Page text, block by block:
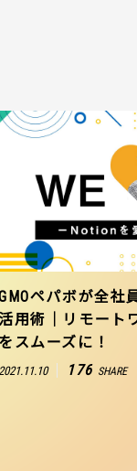
ペパボが全社
用術｜リモート
をスムーズに！
2021.11.10 176 SHARE